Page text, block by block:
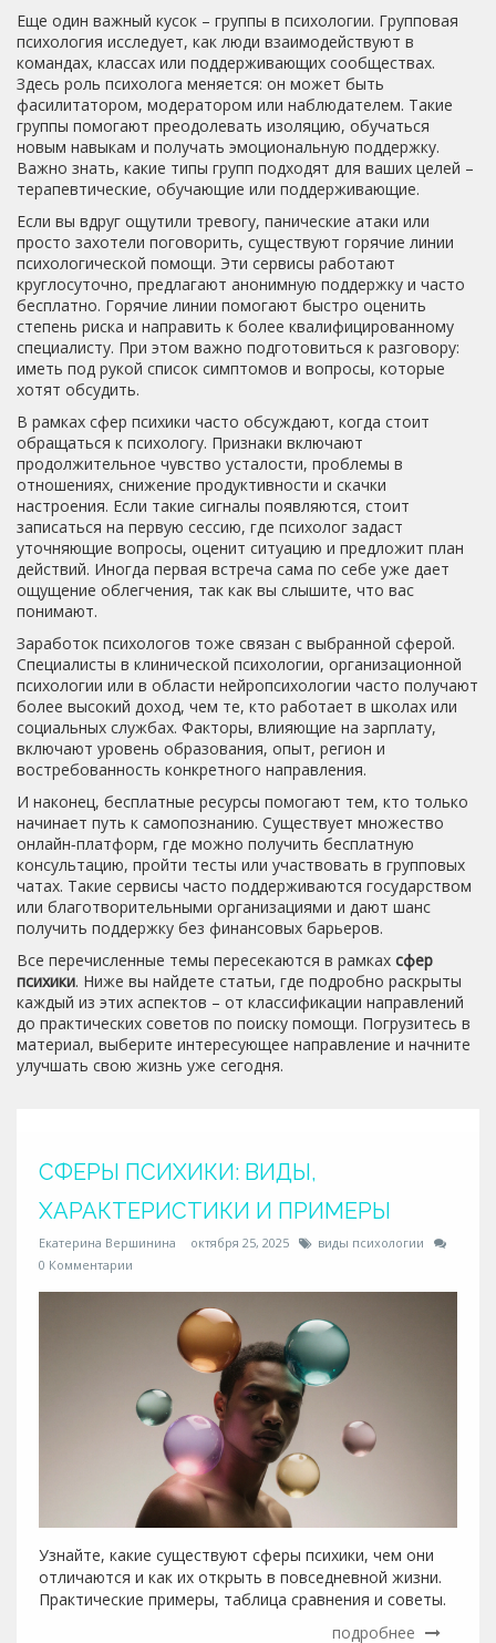
Еще один важный кусок – группы в психологии. Групповая
психология исследует, как люди взаимодействуют в
командах, классах или поддерживающих сообществах.
Здесь роль психолога меняется: он может быть
фасилитатором, модератором или наблюдателем. Такие
группы помогают преодолевать изоляцию, обучаться
новым навыкам и получать эмоциональную поддержку.
Важно знать, какие типы групп подходят для ваших целей –
терапевтические, обучающие или поддерживающие.
Если вы вдруг ощутили тревогу, панические атаки или
просто захотели поговорить, существуют горячие линии
психологической помощи. Эти сервисы работают
круглосуточно, предлагают анонимную поддержку и часто
бесплатно. Горячие линии помогают быстро оценить
степень риска и направить к более квалифицированному
специалисту. При этом важно подготовиться к разговору:
иметь под рукой список симптомов и вопросы, которые
хотят обсудить.
В рамках сфер психики часто обсуждают, когда стоит
обращаться к психологу. Признаки включают
продолжительное чувство усталости, проблемы в
отношениях, снижение продуктивности и скачки
настроения. Если такие сигналы появляются, стоит
записаться на первую сессию, где психолог задаст
уточняющие вопросы, оценит ситуацию и предложит план
действий. Иногда первая встреча сама по себе уже дает
ощущение облегчения, так как вы слышите, что вас
понимают.
Заработок психологов тоже связан с выбранной сферой.
Специалисты в клинической психологии, организационной
психологии или в области нейропсихологии часто получают
более высокий доход, чем те, кто работает в школах или
социальных службах. Факторы, влияющие на зарплату,
включают уровень образования, опыт, регион и
востребованность конкретного направления.
И наконец, бесплатные ресурсы помогают тем, кто только
начинает путь к самопознанию. Существует множество
онлайн‑платформ, где можно получить бесплатную
консультацию, пройти тесты или участвовать в групповых
чатах. Такие сервисы часто поддерживаются государством
или благотворительными организациями и дают шанс
получить поддержку без финансовых барьеров.
Все перечисленные темы пересекаются в рамках сфер
психики. Ниже вы найдете статьи, где подробно раскрыты
каждый из этих аспектов – от классификации направлений
до практических советов по поиску помощи. Погрузитесь в
материал, выберите интересующее направление и начните
улучшать свою жизнь уже сегодня.
СФЕРЫ ПСИХИКИ: ВИДЫ,
ХАРАКТЕРИСТИКИ И ПРИМЕРЫ
Екатерина Вершинина октября 25, 2025
виды психологии
0 Комментарии
Узнайте, какие существуют сферы психики, чем они
отличаются и как их открыть в повседневной жизни.
Практические примеры, таблица сравнения и советы.
подробнее